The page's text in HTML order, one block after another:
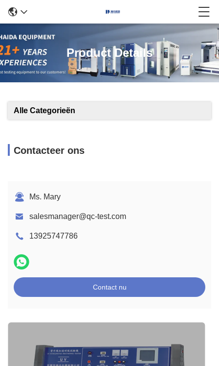
Product Details
Alle Categorieën
Contacteer ons
Ms. Mary
salesmanager@qc-test.com
13925747786
Contact nu